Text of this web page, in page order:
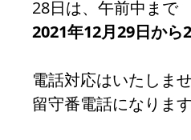
28日は、午前中まで
2021年12月29日から
電話対応はいたしませ
留守番電話になります